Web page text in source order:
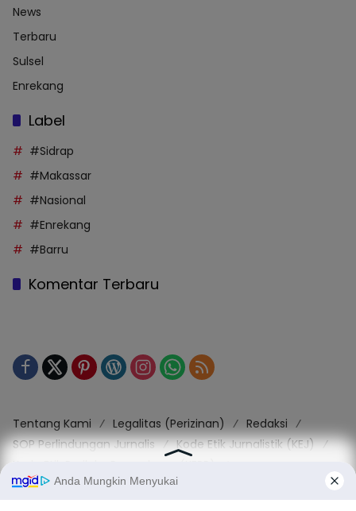
News
Terbaru
Sulsel
Enrekang
Label
#Sidrap
#Makassar
#Nasional
#Enrekang
#Barru
Komentar Terbaru
Tentang Kami Legalitas (Perizinan)
Redaksi
SOP Perlindungan Jurnalis
Kode Etik Jurnalistik (KEJ)
Pedoman Media Siber (PMS)